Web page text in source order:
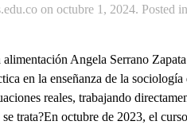
on octubre 1, 2024. Posted in
Angela Serrano
en la enseñanza de la
reales, trabajando
trata?En octubre de 2023, el